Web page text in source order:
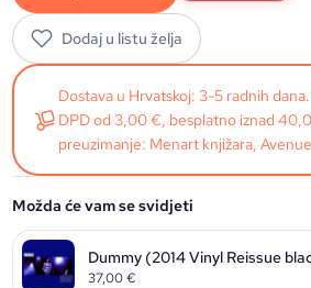
Dodaj u listu želja
Dostava u Hrvatskoj: 3-5 radnih
DPD od 3,00 €, besplatno iznad
preuzimanje: Menart knjižara,
Možda će vam se svidjeti
Dummy (2014 Vinyl Reissue
37,00€